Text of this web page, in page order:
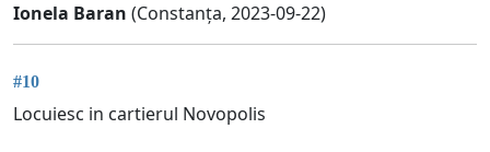
Ionela Baran (Constanța, 2023-09-22)
#10
Locuiesc in cartierul Novopolis